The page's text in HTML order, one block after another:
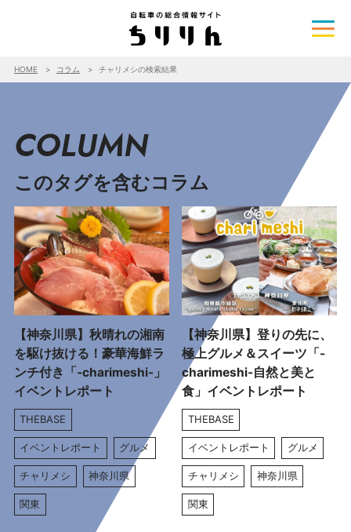
HOME コラム チャリメシの検索結果
COLUMN
このタグを含むコラム
【神奈川県】秋晴れの湘南
を駆け抜ける！豪華海鮮ラ
ンチ付き「-charimeshi-」
イベントレポート
THEBASE
イベントレポート グルメ
チャリメシ 神奈川県
関東
【神奈川県】登りの先に、
極上グルメ＆スイーツ「-
charimeshi-自然と美と
食」イベントレポート
THEBASE
イベントレポート グルメ
チャリメシ 神奈川県
関東